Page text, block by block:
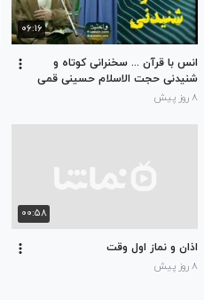
۰۶:۱۶
انس با قرآن ... سخنرانی کوتاه و
شنیدنی حجت الاسلام حسینی قمی
۸ روز پیش
۰۰:۵۸
اذان و نماز اول وقت
۸ روز پیش